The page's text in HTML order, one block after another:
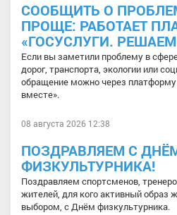
СООБЩИТЬ О
ПРОЩЕ: РАБОТАЕТ
«ГОСУСЛУГИ.
Если вы заметили проблему в
дорог, транспорта, экологии или
обращение можно через
вместе».
08 августа 2026 12:38
ПОЗДРАВЛЯЕМ С
ФИЗКУЛЬТУРНИКА!
Поздравляем спортсменов,
жителей, для кого активный образ
выбором, с Днём физкультурника.